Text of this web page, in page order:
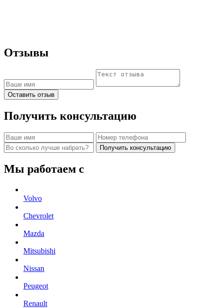
Отзывы
Оставить отзыв
Получить консультацию
Получить консультацию
Мы работаем с
Volvo
Chevrolet
Mazda
Mitsubishi
Nissan
Peugeot
Renault